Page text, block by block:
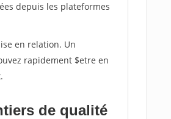
depuis les plateformes
en relation. Un
rapidement $etre en
de qualité